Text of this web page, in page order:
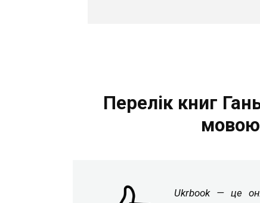
Перелік книг
Ukrbook — це